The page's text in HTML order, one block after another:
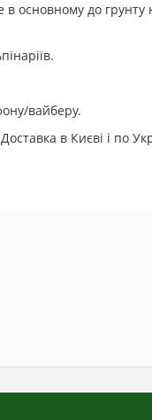
основному до
вайберу.
в Києві і по